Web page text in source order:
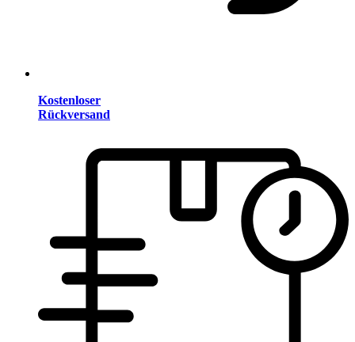
Kostenloser
Rückversand